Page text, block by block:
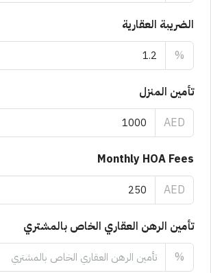
الضريبة العقارية
%
تأمين المنزل
AED
Monthly HOA Fees
AED
تأمين الرهن العقاري الخاص بالمشتري
%